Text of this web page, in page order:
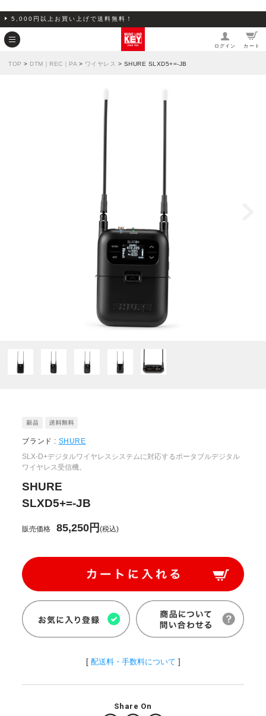
5,000円以上お買い上げで送料無料！
ログイン カート
TOP > DTM｜REC｜PA > ワイヤレス > SHURE SLXD5+=-JB
ブランド : SHURE
SLX-D+デジタルワイヤレスシステムに対応するポータブルデジタル
ワイヤレス受信機。
SHURE
SLXD5+=-JB
販売価格 85,250円(税込)
[ 配送料・手数料について ]
Share On